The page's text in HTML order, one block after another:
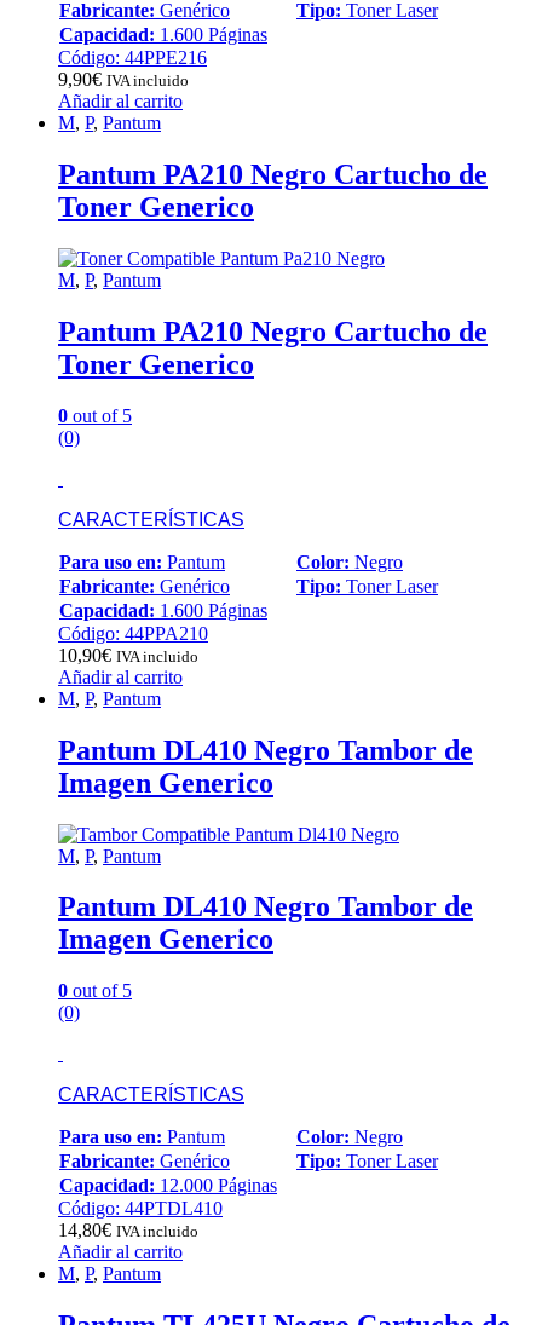
Fabricante: Genérico Tipo: Toner Laser
Capacidad: 1.600 Páginas
Código: 44PPE216
9,90€ IVA incluido
Añadir al carrito
M, P, Pantum
Pantum PA210 Negro Cartucho de
Toner Generico
M, P, Pantum
Pantum PA210 Negro Cartucho de
Toner Generico
0 out of 5
(0)
CARACTERÍSTICAS
Para uso en: Pantum Color: Negro
Fabricante: Genérico Tipo: Toner Laser
Capacidad: 1.600 Páginas
Código: 44PPA210
10,90€ IVA incluido
Añadir al carrito
M, P, Pantum
Pantum DL410 Negro Tambor de
Imagen Generico
M, P, Pantum
Pantum DL410 Negro Tambor de
Imagen Generico
0 out of 5
(0)
CARACTERÍSTICAS
Para uso en: Pantum Color: Negro
Fabricante: Genérico Tipo: Toner Laser
Capacidad: 12.000 Páginas
Código: 44PTDL410
14,80€ IVA incluido
Añadir al carrito
M, P, Pantum